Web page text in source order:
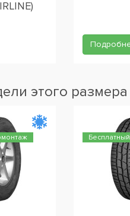
этого размера